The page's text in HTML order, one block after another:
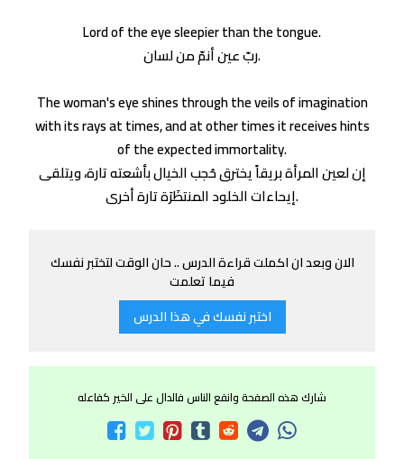
Lord of the eye sleepier than the tongue.
ربّ عين أنمّ من لسان.
The woman's eye shines through the veils of imagination
with its rays at times, and at other times it receives hints
of the expected immortality.
إن لعين المرأة بريقاً يخترق حُجب الخيال بأشعته تارة، ويتلقى
إيحاءات الخلود المنتظَرَة تارة أخرى.
الان وبعد ان اكملت قراءة الدرس .. حان الوقت لتختبر نفسك
فيما تعلمت
اختبر نفسك في هذا الدرس
شارك هذه الصفحة وانفع الناس فالدال على الخير كفاعله